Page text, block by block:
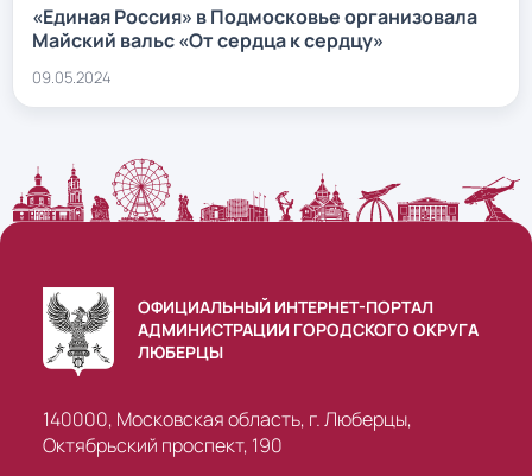
«Единая Россия» в Подмосковье организовала
Майский вальс «От сердца к сердцу»
09.05.2024
ОФИЦИАЛЬНЫЙ ИНТЕРНЕТ-ПОРТАЛ
АДМИНИСТРАЦИИ ГОРОДСКОГО ОКРУГА
ЛЮБЕРЦЫ
140000, Московская область, г. Люберцы,
Октябрьский проспект, 190